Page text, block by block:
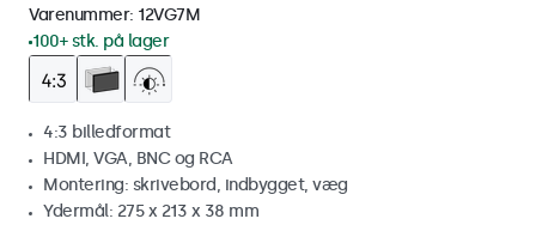
Varenummer: 12VG7M
100+ stk. på lager
4:3 billedformat
HDMI, VGA, BNC og RCA
Montering: skrivebord, indbygget, væg
Ydermål: 275 x 213 x 38 mm